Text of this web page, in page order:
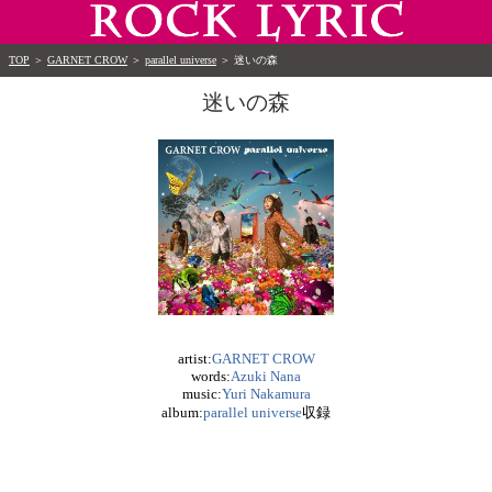
TOP ＞ GARNET CROW ＞ parallel universe ＞ 迷いの森
迷いの森
artist:GARNET CROW
words:Azuki Nana
music:Yuri Nakamura
album:parallel universe収録